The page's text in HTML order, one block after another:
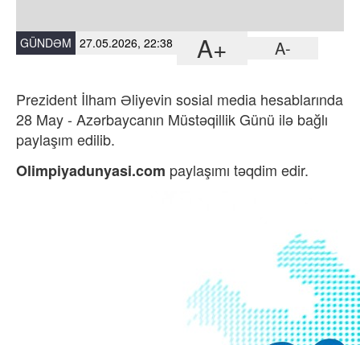
GÜNDƏM 27.05.2026, 22:38 A+ A-
Prezident İlham Əliyevin sosial media hesablarında
28 May - Azərbaycanın Müstəqillik Günü ilə bağlı
paylaşım edilib.
Olimpiyadunyasi.com paylaşımı təqdim edir.